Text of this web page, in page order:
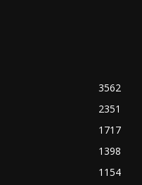
3562
2351
1717
1398
1154